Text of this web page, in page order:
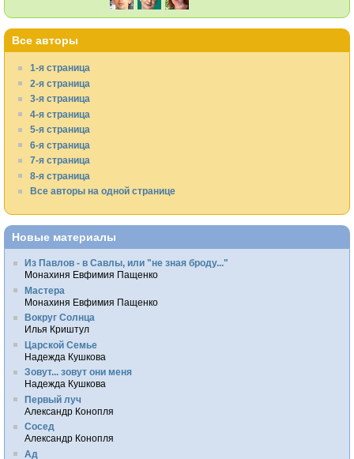
Все авторы
1-я страница
2-я страница
3-я страница
4-я страница
5-я страница
6-я страница
7-я страница
8-я страница
Все авторы на одной странице
Новые материалы
Из Павлов - в Савлы, или "не зная броду..."
Монахиня Евфимия Пащенко
Мастера
Монахиня Евфимия Пащенко
Вокруг Солнца
Илья Криштул
Царской Семье
Надежда Кушкова
Зовут... зовут они меня
Надежда Кушкова
Первый луч
Александр Конопля
Сосед
Александр Конопля
Ад